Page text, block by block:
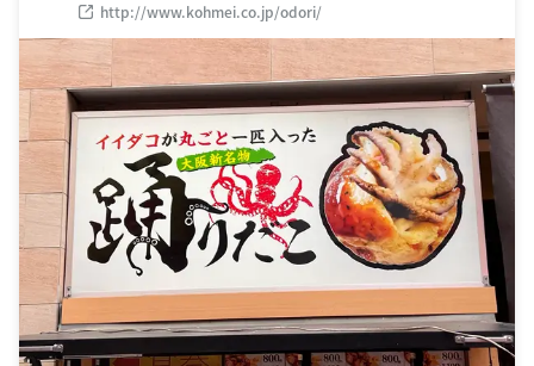
http://www.kohmei.co.jp/odori/